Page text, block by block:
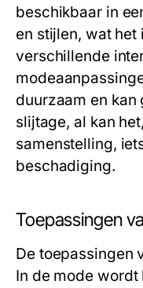
beschikbaar in
en stijlen, wat
verschillende
duurzaam en
slijtage, al kan
samenstelling,
beschadiging.
Toepassingen
De toepassingen
In de mode